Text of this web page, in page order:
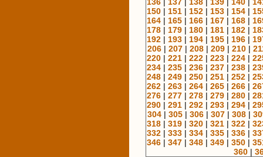
150 | 151 | 152 | 153 | 154 |
164 | 165 | 166 | 167 | 168 |
178 | 179 | 180 | 181 | 182 |
192 | 193 | 194 | 195 | 196 |
206| 207| 208| 209| 210|
220 | 221 | 222 | 223 | 224 |
234 | 235 | 236 | 237 | 238 |
248 | 249 | 250 | 251 | 252 |
262 | 263 | 264 | 265 | 266 |
276 | 277 | 278 | 279 | 280 |
290 | 291 | 292 | 293 | 294 |
304| 305| 306| 307| 308|
318 | 319 | 320 | 321 | 322 |
332 | 333 | 334 | 335 | 336 |
346 | 347 | 348 | 349 | 350 |
360 |